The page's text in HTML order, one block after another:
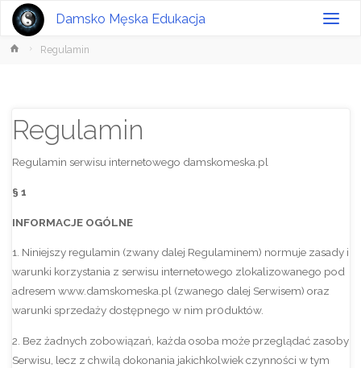
Damsko Męska Edukacja
StronaRegulamin
Regulamin
Regulamin serwisu internetowego damskomeska.pl
§ 1
INFORMACJE OGÓLNE
1. Niniejszy regulamin (zwany dalej Regulaminem) normuje zasady i
warunki korzystania z serwisu internetowego zlokalizowanego pod
adresem www.damskomeska.pl (zwanego dalej Serwisem) oraz
warunki sprzedaży dostępnego w nim pr0duktów.
2. Bez żadnych zobowiązań, każda osoba może przeglądać zasoby
Serwisu, lecz z chwilą dokonania jakichkolwiek czynności w tym